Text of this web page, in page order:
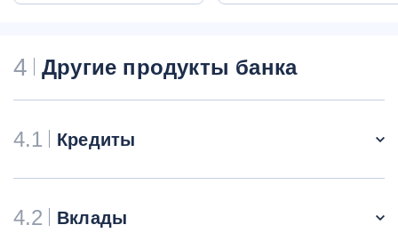
4 Другие продукты банка
4.1 Кредиты
4.2 Вклады